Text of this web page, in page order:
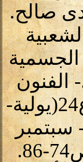
صالح.
الجسمية
الفنون
الشعبية.- ع24(يولية-
1988).- ص74-86.